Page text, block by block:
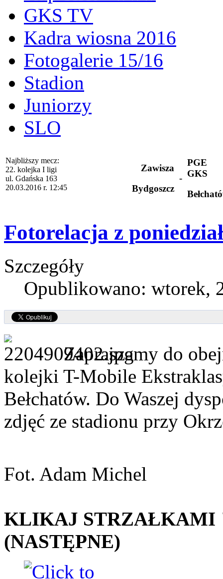
GKS TV
Kadra wiosna 2016
Fotogalerie 15/16
Stadion
Juniorzy
SLO
Najbliższy mecz:
22. kolejka I ligi
ul. Gdańska 163
20.03.2016 r. 12:45
Zawisza
Bydgoszcz
-
PGE
GKS
Fotorelacja z
Szczegóły
Opublikowano: wtorek,
Zapraszamy do
kolejki T-Mobile
Bełchatów. Do Waszej
zdjęć ze stadionu przy
Fot. Adam Michel
KLIKAJ STRZAŁKAMI
(NASTĘPNE)